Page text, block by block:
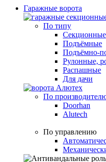
Гаражные ворота
По типу
Секционные
Подъёмные
Подъёмно-
Рулонные,
Распашные
Для дачи
По
Doorhan
Alutech
По управлению